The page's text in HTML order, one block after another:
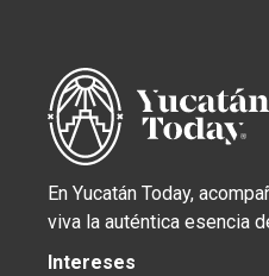
En Yucatán Today,
viva la auténtica esencia
Intereses